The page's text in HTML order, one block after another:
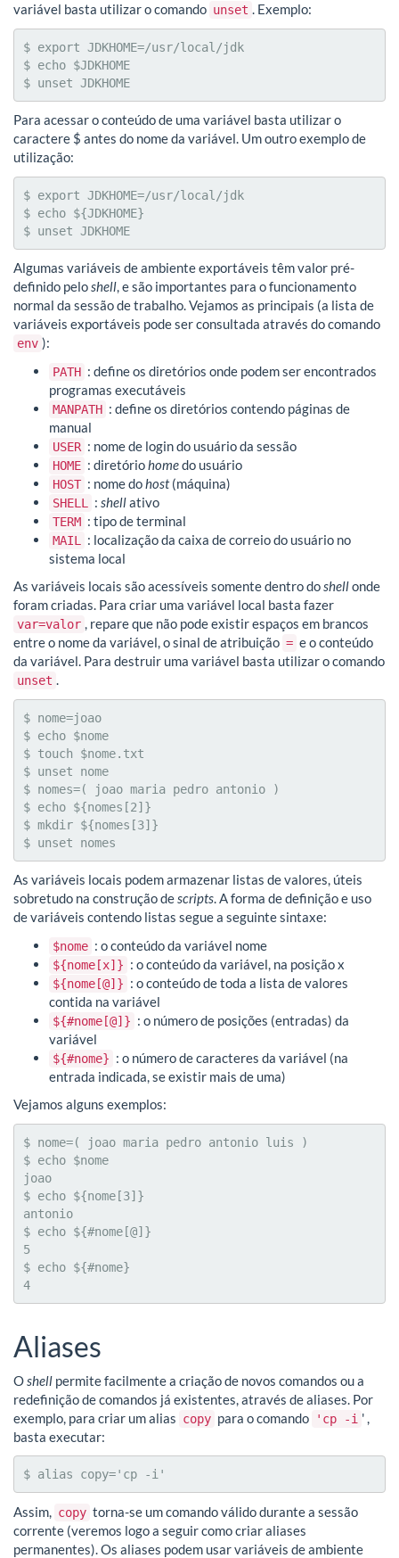
variável basta utilizar o comando unset . Exemplo:
$ export JDKHOME=/usr/local/jdk
$ echo $JDKHOME
$ unset JDKHOME
Para acessar o conteúdo de uma variável basta utilizar o
caractere $ antes do nome da variável. Um outro exemplo de
utilização:
$ export JDKHOME=/usr/local/jdk
$ echo ${JDKHOME}
$ unset JDKHOME
Algumas variáveis de ambiente exportáveis têm valor pré-
definido peloshell, e são importantes para o funcionamento
normal da sessão de trabalho. Vejamos as principais (a lista de
variáveis exportáveis pode ser consultada através do comando
env ):
PATH : define os diretórios onde podem ser encontrados
programas executáveis
MANPATH : define os diretórios contendo páginas de
manual
USER : nome de login do usuário da sessão
HOME : diretóriohomedo usuário
HOST : nome dohost(máquina)
SHELL : shellativo
TERM : tipo de terminal
MAIL
: localização da caixa de correio do usuário no
sistema local
As variáveis locais são acessíveis somente dentro doshellonde
foram criadas. Para criar uma variável local basta fazer
var=valor , repare que não pode existir espaços em brancos
entre o nome da variável, o sinal de atribuição = e o conteúdo
da variável. Para destruir uma variável basta utilizar o comando
unset .
$ nome=joao
$ echo $nome
$ touch $nome.txt
$ unset nome
$ nomes=( joao maria pedro antonio )
$ echo ${nomes[2]}
$ mkdir ${nomes[3]}
$ unset nomes
As variáveis locais podem armazenar listas de valores, úteis
sobretudo na construção descripts. A forma de definição e uso
de variáveis contendo listas segue a seguinte sintaxe:
$nome : o conteúdo da variável nome
${nome[x]} : o conteúdo da variável, na posição x
${nome[@]} : o conteúdo de toda a lista de valores
contida na variável
${#nome[@]} : o número de posições (entradas) da
variável
${#nome} : o número de caracteres da variável (na
entrada indicada, se existir mais de uma)
Vejamos alguns exemplos:
$ nome=( joao maria pedro antonio luis )
$ echo $nome
joao
$ echo ${nome[3]}
antonio
$ echo ${#nome[@]}
5
$ echo ${#nome}
4
Aliases
Oshell permite facilmente a criação de novos comandos ou a
redefinição de comandos já existentes, através de aliases. Por
exemplo, para criar um alias copy para o comando 'cp -i ' ,
basta executar:
$ alias copy='cp -i'
Assim, copy torna-se um comando válido durante a sessão
corrente (veremos logo a seguir como criar aliases
permanentes). Os aliases podem usar variáveis de ambiente